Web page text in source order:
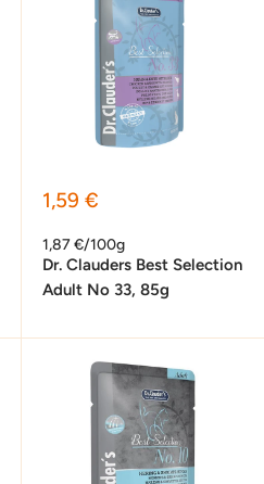
Sonderpreis
1,59 €
1,87 €/100g
Dr. Clauders Best Selection
Adult No 33, 85g